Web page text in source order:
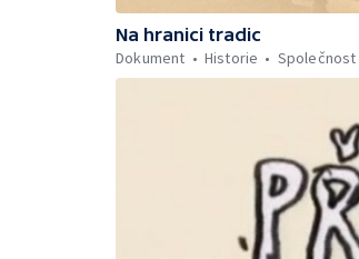
Na hranici tradic
Dokument
Historie Společnost